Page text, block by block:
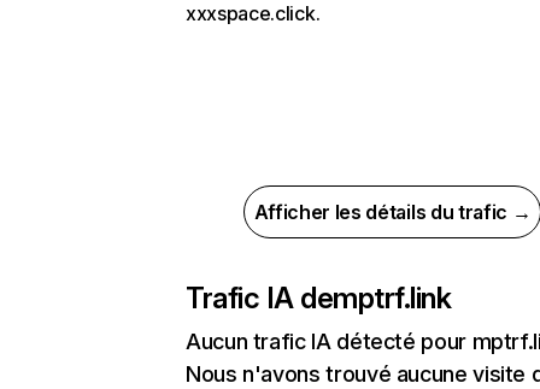
xxxspace.click.
Afficher les détails du trafic →
Trafic IA demptrf.link
Aucun trafic IA détecté pour
Nous n'avons trouvé aucune visite